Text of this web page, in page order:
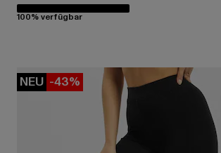
100% verfügbar
NEU -43%